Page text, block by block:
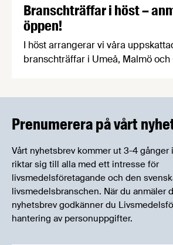
Branschträffar i höst –
öppen!
I höst arrangerar vi våra
branschträffar i Umeå, Malmö och
kan träffa branschkollegor och
Prenumerera på vårt
Vårt nyhetsbrev kommer ut 3-4 gånger
riktar sig till alla med ett intresse för
livsmedelsföretagande och den
livsmedelsbranschen. När du anmäler
nyhetsbrev godkänner du
hantering av personuppgifter.